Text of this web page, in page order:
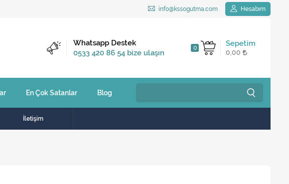
info@kssogutma.com Hesabım
Sepetim
0
0,00
Kargo Bedava
2.500 TL ve üzeri
Whatsapp Destek
0533 420 86 54 bize ulaşın
En Çok Satanlar Blog
İletişim